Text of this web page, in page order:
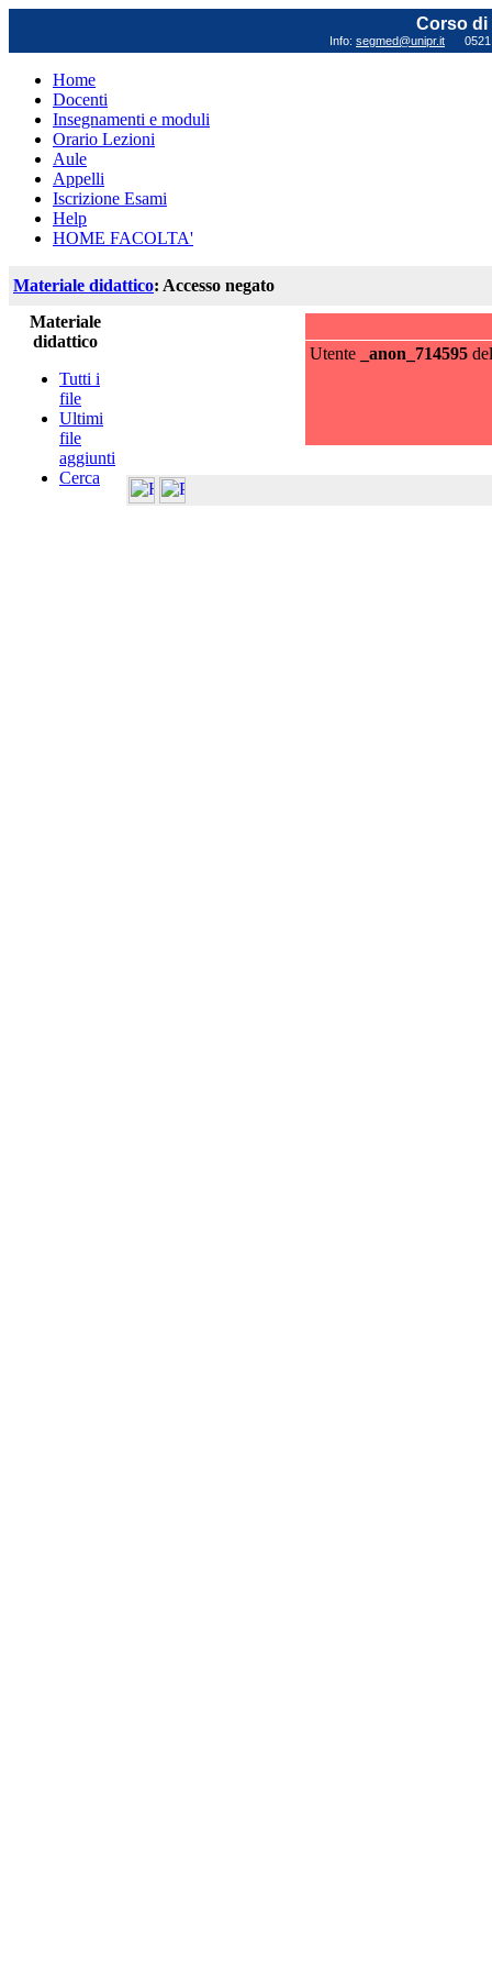
Corso di
Info: segmed@unipr.it
Home
Docenti
Insegnamenti e moduli
Orario Lezioni
Aule
Appelli
Iscrizione Esami
Help
HOME FACOLTA'
Materiale didattico: Accesso negato
Materiale
didattico
Tutti i
file
Ultimi
file
aggiunti
Cerca
Utente _anon_714595